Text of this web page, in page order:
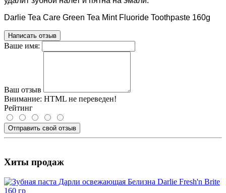
Darlie Tea Care Green Tea Mint Fluoride Toothpaste 160g
Написать отзыв
Ваше имя:
Ваш отзыв
Внимание: HTML не переведен!
Рейтинг
Отправить свой отзыв
Хиты продаж